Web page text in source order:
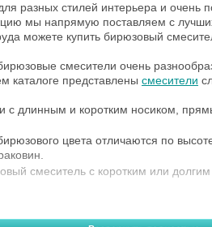
разных стилей интерьера и
мы напрямую поставляем с лучших
можете купить бирюзовый
смесители очень
каталоге представлены смесители
с длинным и коротким носиком,
цвета отличаются по
смеситель с коротким или